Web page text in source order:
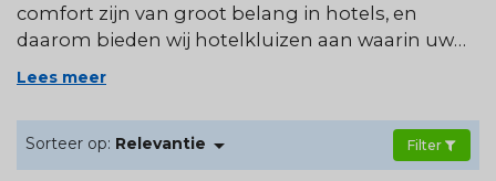
comfort zijn van groot belang in hotels, en
daarom bieden wij hotelkluizen aan waarin uw
gasten hun waardevolle spullen veilig kunnen
reisdocumenten, sieraden, geld, etc. voortaan
met een veilig gevoel achter in de kluis op hun
hotelkamer.
Lees meer
Sorteer op: Relevantie  Filter